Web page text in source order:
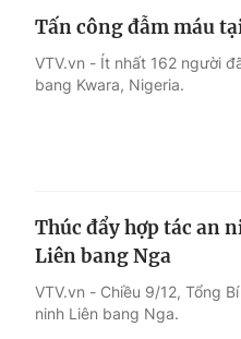
Điện ảnh
Âm nhạc
Sao
Tấn công đẫm máu
VTV.vn - Ít nhất 162 người
bang Kwara, Nigeria.
Thúc đẩy hợp tác an
Liên bang Nga
VTV.vn - Chiều 9/12, Tổng
ninh Liên bang Nga.